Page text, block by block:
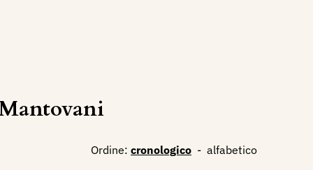
Ordine: cronologico - alfabetico